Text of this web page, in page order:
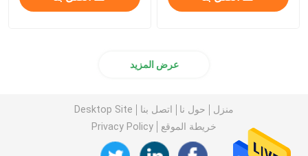
عرض المزيد
منزل حول نا اتصل بنا
Desktop Site
خريطة الموقع
Privacy Policy